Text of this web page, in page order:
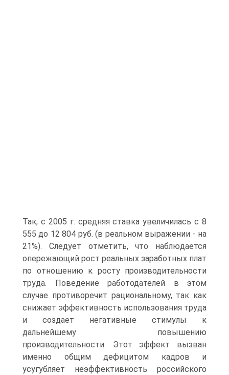
Так, с 2005 г. средняя ставка увеличилась с 8
555 до 12 804 руб. (в реальном выражении - на
21%). Следует отметить, что наблюдается
опережающий рост реальных заработных плат
по отношению к росту производительности
труда. Поведение работодателей в этом
случае противоречит рациональному, так как
снижает эффективность использования труда
и создает негативные стимулы к
дальнейшему повышению
производительности. Этот эффект вызван
именно общим дефицитом кадров и
усугубляет неэффективность российского